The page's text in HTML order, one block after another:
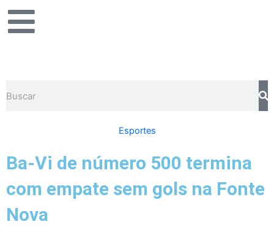
para
Esportes
Ba-Vi de número 500 termina
com empate sem gols na Fonte
Nova